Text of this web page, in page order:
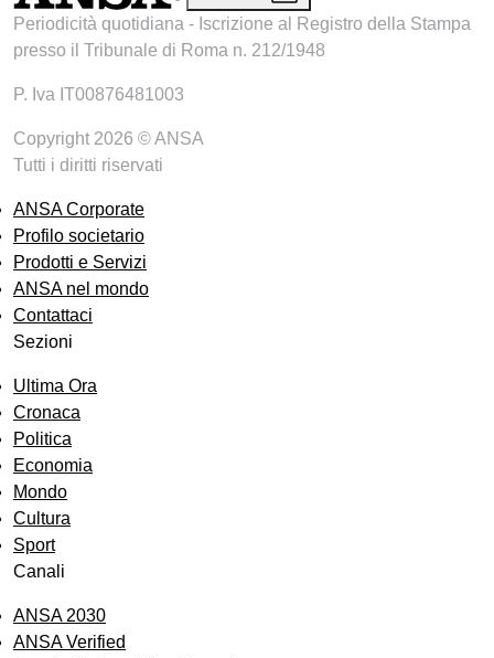
Periodicità quotidiana - Iscrizione al Registro della Stampa
presso il Tribunale di Roma n. 212/1948
P. Iva IT00876481003
Copyright 2026 © ANSA
Tutti i diritti riservati
ANSA Corporate
Profilo societario
Prodotti e Servizi
ANSA nel mondo
Contattaci
Sezioni
Ultima Ora
Cronaca
Politica
Economia
Mondo
Cultura
Sport
Canali
ANSA 2030
ANSA Verified